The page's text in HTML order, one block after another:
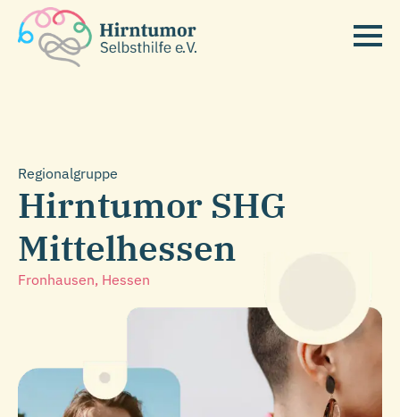
Regionalgruppe
Hirntumor SHG
Mittelhessen
Fronhausen, Hessen